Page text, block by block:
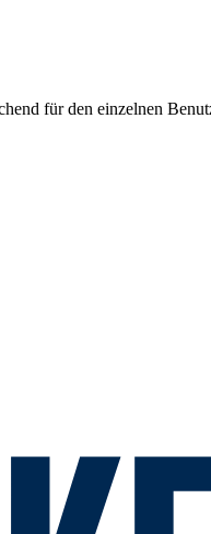
für den einzelnen